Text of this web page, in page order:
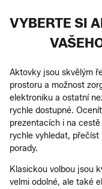
VYBERTE SI
Aktovky jsou skvělým
prostoru a možnost
elektroniku a ostatní
rychle dostupné.
prezentacích i na
rychle vyhledat,
porady.
Klasickou volbou jsou
velmi odolné, ale také